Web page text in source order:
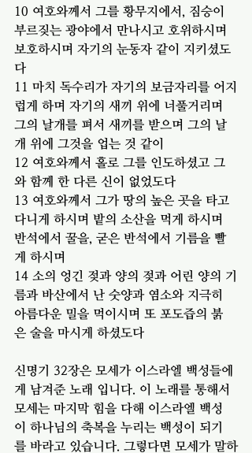
10 여호와께서 그를 황무지에서, 짐승이
부르짖는 광야에서 만나시고 호위하시며
보호하시며 자기의 눈동자 같이 지키셨도
다
11 마치 독수리가 자기의 보금자리를 어지
럽게 하며 자기의 새끼 위에 너풀거리며
그의 날개를 펴서 새끼를 받으며 그의 날
개 위에 그것을 업는 것 같이
12 여호와께서 홀로 그를 인도하셨고 그
와 함께 한 다른 신이 없었도다
13 여호와께서 그가 땅의 높은 곳을 타고
다니게 하시며 밭의 소산을 먹게 하시며
반석에서 꿀을, 굳은 반석에서 기름을 빨
게 하시며
14 소의 엉긴 젖과 양의 젖과 어린 양의 기
름과 바산에서 난 숫양과 염소와 지극히
아름다운 밀을 먹이시며 또 포도즙의 붉
은 술을 마시게 하셨도다
신명기 32장은 모세가 이스라엘 백성들에
게 남겨준 노래 입니다. 이 노래를 통해서
모세는 마지막 힘을 다해 이스라엘 백성
이 하나님의 축복을 누리는 백성이 되기
를 바라고 있습니다. 그렇다면 모세가 말하